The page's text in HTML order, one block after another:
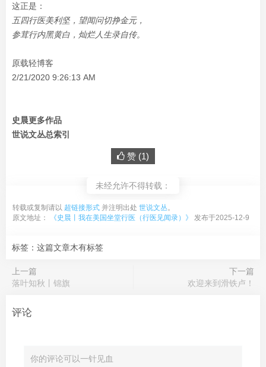
这正是：
五四行医美利坚，望闻问切挣金元，
参茸行内黑黄白，灿烂人生录自传。
原载轻博客
2/21/2020 9:26:13 AM
史晨更多作品
世说文丛总索引
赞 (1)
未经允许不得转载：
转载或复制请以 超链接形式 并注明出处 世说文丛。
原文地址：
《史晨丨我在美国坐堂行医（行医见闻录）》 发布于2025-12-9
标签：这篇文章木有标签
上一篇
落叶知秋丨锦旗
下一篇
欢迎来到滑铁卢！
评论